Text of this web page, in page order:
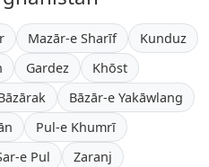
Mazār-e Sharīf
Kunduz
Gardez
Khōst
Bāzār-e Yakāwlang
Pul-e Khumrī
e Pul
Zaranj